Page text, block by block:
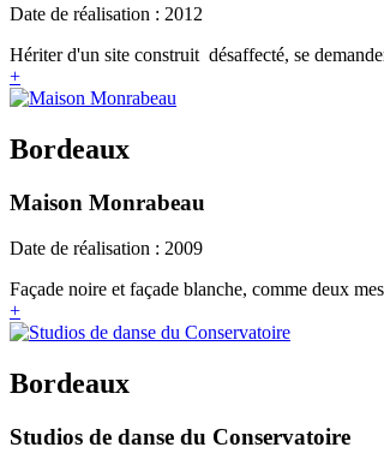
Date de réalisation : 2012
Hériter d'un site construit désaffecté, se
+
Bordeaux
Maison Monrabeau
Date de réalisation : 2009
Façade noire et façade blanche, comme deux
+
Bordeaux
Studios de danse du Conservatoire